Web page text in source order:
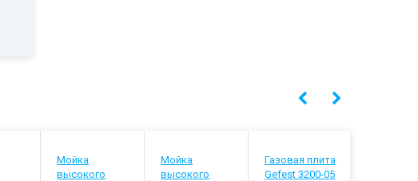
Мойка
высокого
Мойка
высокого
Газовая плита
Gefest 3200-05